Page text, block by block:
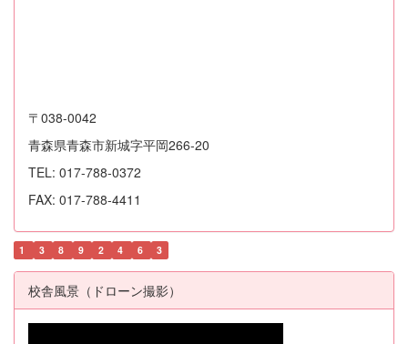
〒038-0042
青森県青森市新城字平岡266-20
TEL: 017-788-0372
FAX: 017-788-4411
1 3 8 9 2 4 6 3
校舎風景（ドローン撮影）